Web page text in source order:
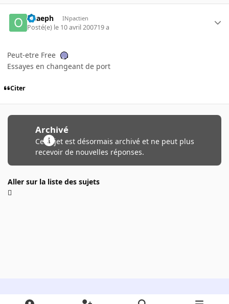
Ocaeph INpactien
Posté(e) le 10 avril 200719 a
Peut-etre Free
Essayes en changeant de port
Citer
Archivé
Ce sujet est désormais archivé et ne peut plus
recevoir de nouvelles réponses.
Aller sur la liste des sujets